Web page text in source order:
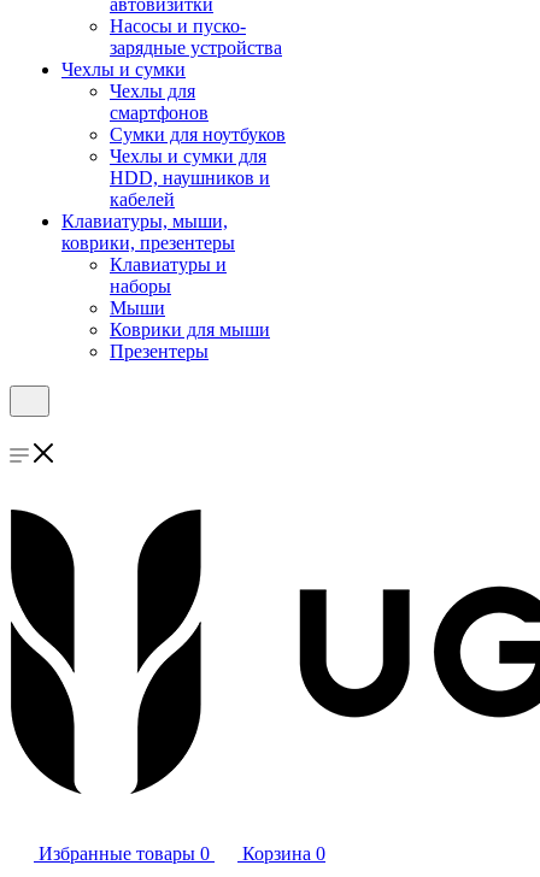
автовизитки
Насосы и пуско-
зарядные устройства
Чехлы и сумки
Чехлы для
смартфонов
Сумки для ноутбуков
Чехлы и сумки для
HDD, наушников и
кабелей
Клавиатуры, мыши,
коврики, презентеры
Клавиатуры и
наборы
Мыши
Коврики для мыши
Презентеры
Избранные товары 0 Корзина 0